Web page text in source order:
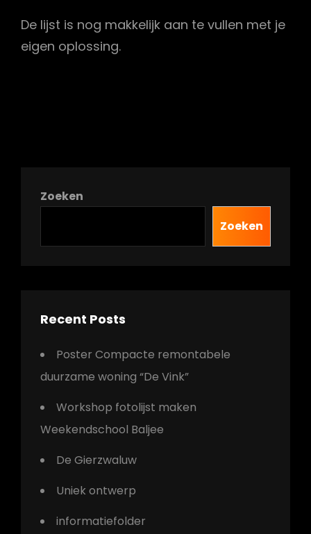
De lijst is nog makkelijk aan te vullen met je
eigen oplossing.
Zoeken
Zoeken
Recent Posts
Poster Compacte remontabele
duurzame woning “De Vink”
Workshop fotolijst maken
Weekendschool Baljee
De Gierzwaluw
Uniek ontwerp
informatiefolder